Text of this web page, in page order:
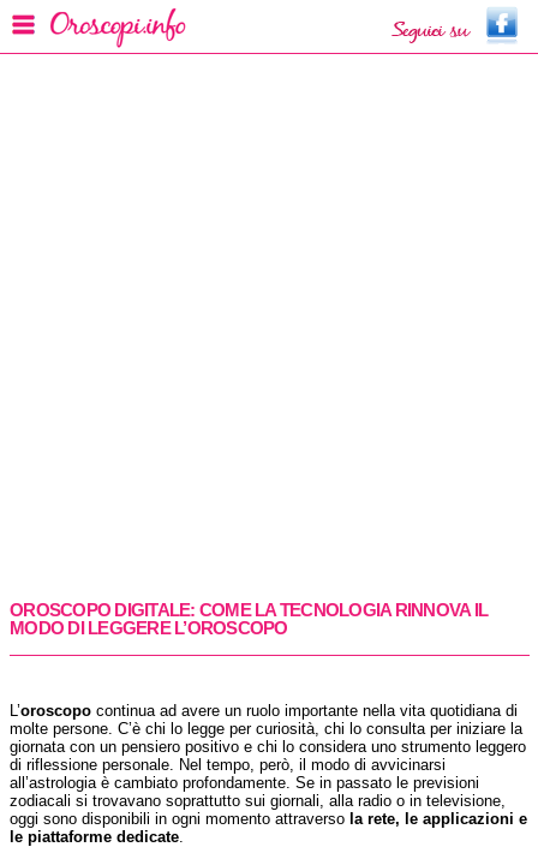
OROSCOPO DIGITALE: COME LA TECNOLOGIA RINNOVA IL
MODO DI LEGGERE L’OROSCOPO
L’oroscopo continua ad avere un ruolo importante nella vita quotidiana di
molte persone. C’è chi lo legge per curiosità, chi lo consulta per iniziare la
giornata con un pensiero positivo e chi lo considera uno strumento leggero
di riflessione personale. Nel tempo, però, il modo di avvicinarsi
all’astrologia è cambiato profondamente. Se in passato le previsioni
zodiacali si trovavano soprattutto sui giornali, alla radio o in televisione,
oggi sono disponibili in ogni momento attraverso la rete, le applicazioni e
le piattaforme dedicate.